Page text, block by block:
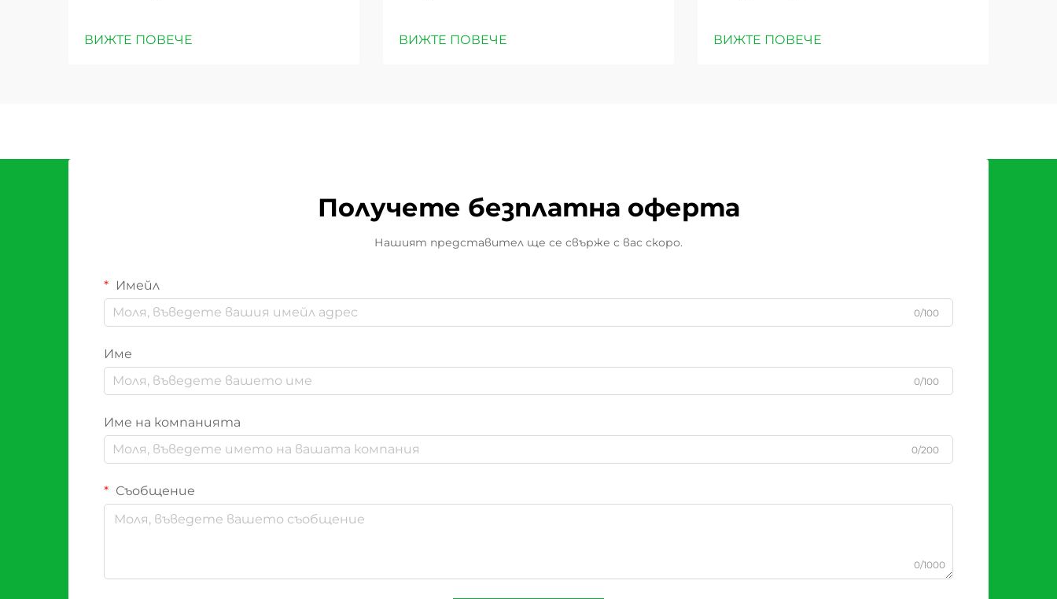
ВИЖТЕ ПОВЕЧЕ ВИЖТЕ ПОВЕЧЕ ВИЖТЕ ПОВЕЧЕ
Получете безплатна оферта
Нашият представител ще се свърже с вас скоро.
Имейл
0/100
Име
0/100
Име на компанията
0/200
Съобщение
0/1000